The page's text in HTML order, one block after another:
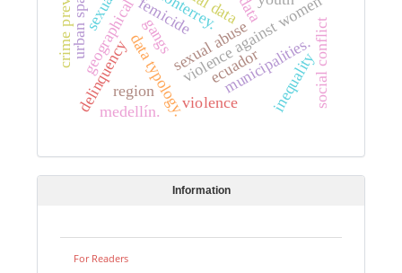
femicide
municipalities.
violence against women
data typology.sexual abuse
urban spaces
violence
gangs
delinquency inequality
region
medellín.
ecuador social conflict
Information
For Readers